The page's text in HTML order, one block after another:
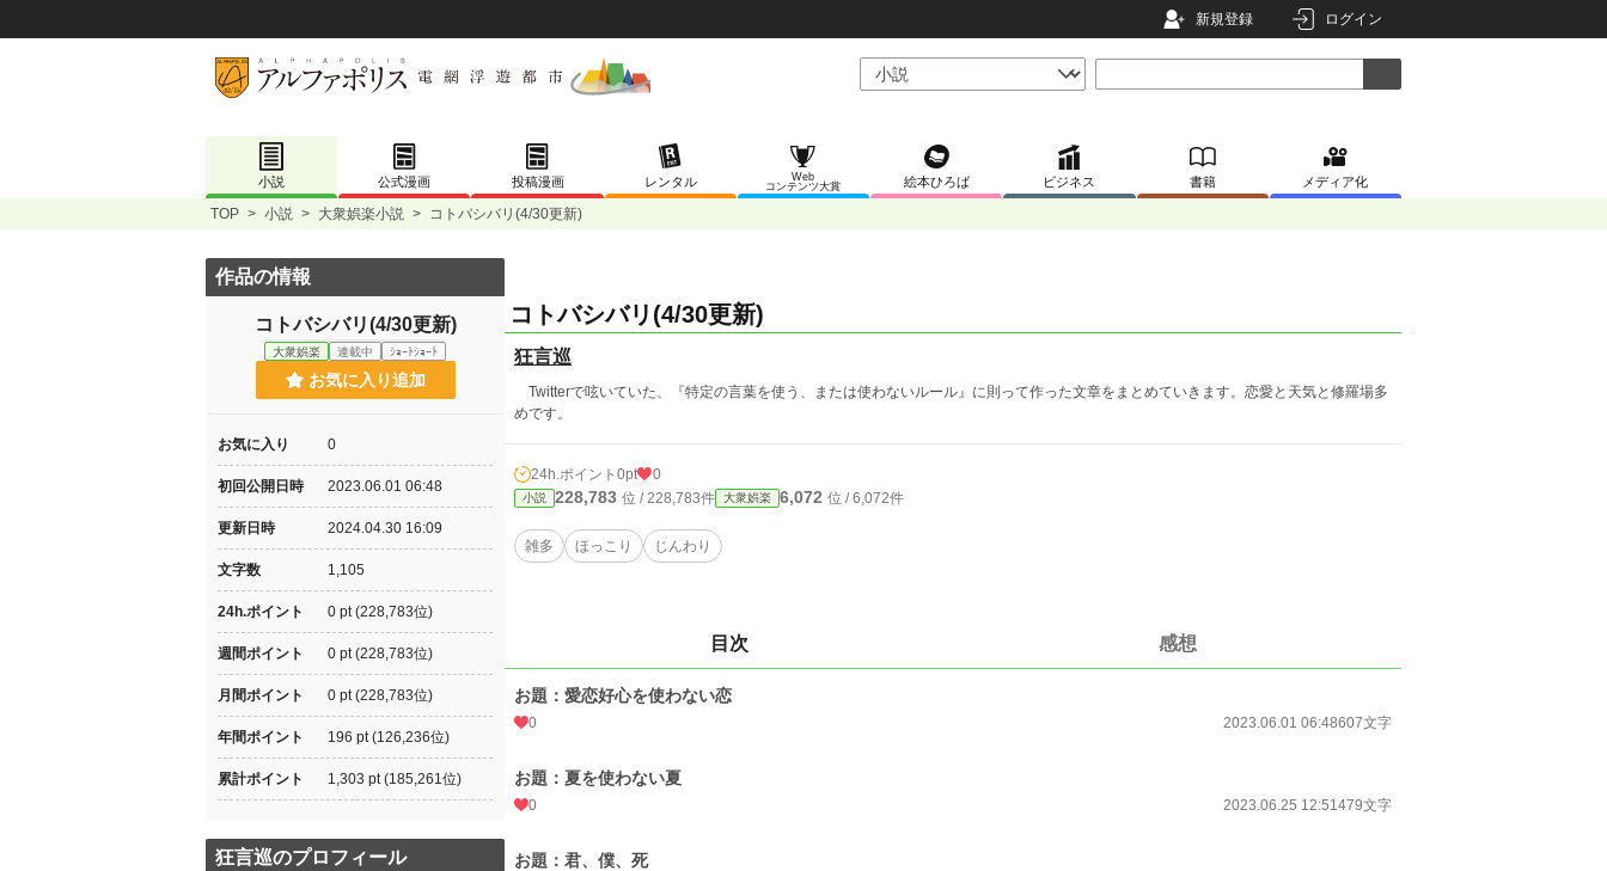
新規登録 ログイン
小説 公式漫画 投稿漫画 レンタル
Web
コンテンツ大賞
絵本ひろば ビジネス 書籍 メディア化
TOP > 小説 > 大衆娯楽小説 > コトバシバリ(4/30更新)
コトバシバリ(4/30更新)
狂言巡
Twitterで呟いていた、『特定の言葉を使う、または使わないルール』に則って作った文章をまとめていきます。恋愛と天気と修羅場多
めです。
24h.ポイント 0pt 0
小説 228,783 位 / 228,783件 大衆娯楽 6,072 位 / 6,072件
雑多 ほっこり じんわり
目次 感想
お題：愛恋好心を使わない恋
0 2023.06.01 06:48607文字
お題：夏を使わない夏
0 2023.06.25 12:51479文字
お題：君、僕、死
作品の情報
コトバシバリ(4/30更新)
大衆娯楽 連載中 ｼｮｰﾄｼｮｰﾄ
お気に入り追加
お気に入り 0
初回公開日時 2023.06.01 06:48
更新日時 2024.04.30 16:09
文字数 1,105
24h.ポイント 0 pt (228,783位)
週間ポイント 0 pt (228,783位)
月間ポイント 0 pt (228,783位)
年間ポイント 196 pt (126,236位)
累計ポイント 1,303 pt (185,261位)
狂言巡のプロフィール